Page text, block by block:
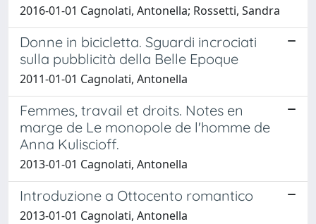
2016-01-01 Cagnolati, Antonella; Rossetti, Sandra
Donne in bicicletta. Sguardi incrociati
sulla pubblicità della Belle Epoque
2011-01-01 Cagnolati, Antonella
Femmes, travail et droits. Notes en
marge de Le monopole de l'homme de
Anna Kuliscioff.
2013-01-01 Cagnolati, Antonella
Introduzione a Ottocento romantico
2013-01-01 Cagnolati, Antonella